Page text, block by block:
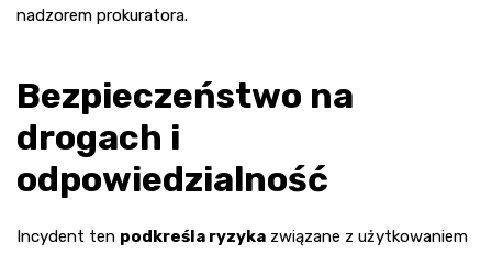
nadzorem prokuratora.
Bezpieczeństwo na
drogach i
odpowiedzialność
Incydent ten podkreśla ryzyka związane z użytkowaniem